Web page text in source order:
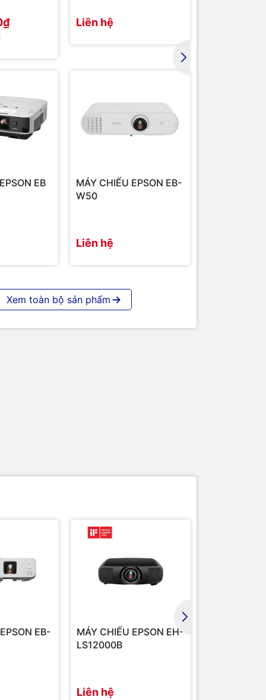
Philippines
Liên hệ
EB
MÁY CHIẾU EPSON EB-
W50
Liên hệ
Xem toàn bộ sản phẩm
EB-
MÁY CHIẾU EPSON EH-
LS12000B
Liên hệ